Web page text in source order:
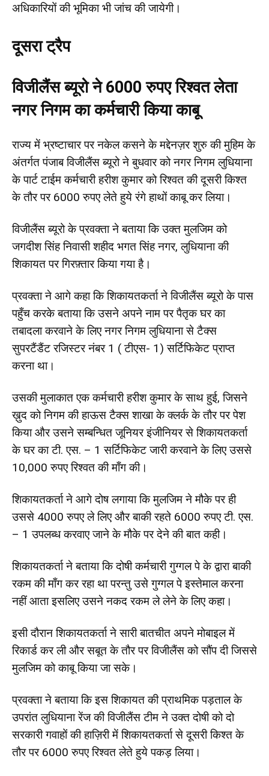
अधिकारियों की भूमिका भी जांच की जायेगी।
दूसरा ट्रैप
विजीलैंस ब्यूरो ने 6000 रुपए रिश्वत लेता
नगर निगम का कर्मचारी किया काबू
राज्य में भ्रष्टाचार पर नकेल कसने के मद्देनज़र शुरु की मुहिम के
अंतर्गत पंजाब विजीलैंस ब्यूरो ने बुधवार को नगर निगम लुधियाना
के पार्ट टाईम कर्मचारी हरीश कुमार को रिश्वत की दूसरी किश्त
के तौर पर 6000 रुपए लेते हुये रंगे हाथों काबू कर लिया।
विजीलैंस ब्यूरो के प्रवक्ता ने बताया कि उक्त मुलजिम को
जगदीश सिंह निवासी शहीद भगत सिंह नगर, लुधियाना की
शिकायत पर गिरफ़्तार किया गया है।
प्रवक्ता ने आगे कहा कि शिकायतकर्ता ने विजीलैंस ब्यूरो के पास
पहुँच करके बताया कि उसने अपने नाम पर पैतृक घर का
तबादला करवाने के लिए नगर निगम लुधियाना से टैक्स
सुपरटैंडैंट रजिस्टर नंबर 1 ( टीएस- 1) सर्टिफिकेट प्राप्त
करना था।
उसकी मुलाकात एक कर्मचारी हरीश कुमार के साथ हुई, जिसने
ख़ुद को निगम की हाऊस टैक्स शाखा के क्लर्क के तौर पर पेश
किया और उसने सम्बन्धित जूनियर इंजीनियर से शिकायतकर्ता
के घर का टी. एस. – 1 सर्टिफिकेट जारी करवाने के लिए उससे
10,000 रुपए रिश्वत की माँग की।
शिकायतकर्ता ने आगे दोष लगाया कि मुलजिम ने मौके पर ही
उससे 4000 रुपए ले लिए और बाकी रहते 6000 रुपए टी. एस.
– 1 उपलब्ध करवाए जाने के मौके पर देने की बात कही।
शिकायतकर्ता ने बताया कि दोषी कर्मचारी गुग्गल पे के द्वारा बाकी
रकम की माँग कर रहा था परन्तु उसे गुग्गल पे इस्तेमाल करना
नहीं आता इसलिए उसने नकद रकम ले लेने के लिए कहा।
इसी दौरान शिकायतकर्ता ने सारी बातचीत अपने मोबाइल में
रिकार्ड कर ली और सबूत के तौर पर विजीलैंस को सौंप दी जिससे
मुलजिम को काबू किया जा सके।
प्रवक्ता ने बताया कि इस शिकायत की प्राथमिक पड़ताल के
उपरांत लुधियाना रेंज की विजीलैंस टीम ने उक्त दोषी को दो
सरकारी गवाहों की हाज़िरी में शिकायतकर्ता से दूसरी किश्त के
तौर पर 6000 रुपए रिश्वत लेते हुये पकड़ लिया।